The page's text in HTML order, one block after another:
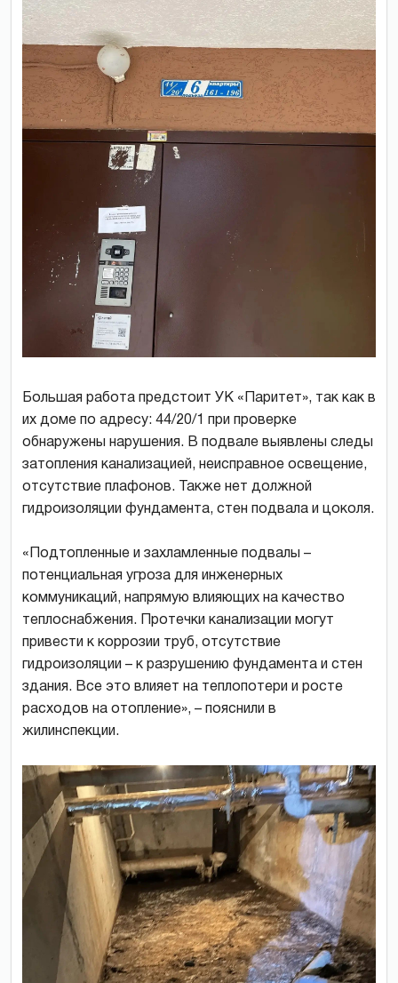
Большая работа предстоит УК «Паритет», так как в
их доме по адресу: 44/20/1 при проверке
обнаружены нарушения. В подвале выявлены следы
затопления канализацией, неисправное освещение,
отсутствие плафонов. Также нет должной
гидроизоляции фундамента, стен подвала и цоколя.
«Подтопленные и захламленные подвалы –
потенциальная угроза для инженерных
коммуникаций, напрямую влияющих на качество
теплоснабжения. Протечки канализации могут
привести к коррозии труб, отсутствие
гидроизоляции – к разрушению фундамента и стен
здания. Все это влияет на теплопотери и росте
расходов на отопление», – пояснили в
жилинспекции.